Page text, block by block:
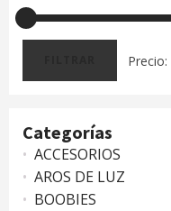
Precio
Precio
Precio:
Categorías
ACCESORIOS
AROS DE LUZ
BOOBIES